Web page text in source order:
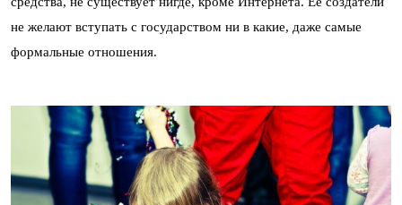
не желают вступать с государством ни в какие, даже самые
формальные отношения.